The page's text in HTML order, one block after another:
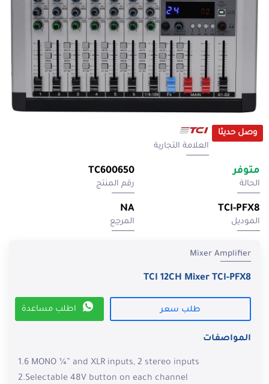
Mixer Amplifier
TCI 12CH Mixer TCI-PFX8
طلب سعر اطلب مساعدة
المواصفات
1.6 MONO ¼” and XLR inputs, 2 stereo inputs
2.Selectable 48V button on each channel
وصل حديثا
العلامة التجارية
متوفر
الحالة
TC600650
رقم المنتج
TCI-PFX8
الموديل
NA
المرجِع